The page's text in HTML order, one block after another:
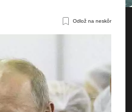
Odlož na neskôr